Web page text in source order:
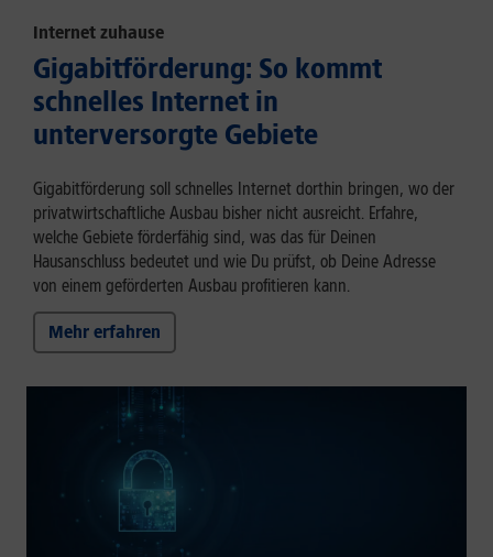
Internet zuhause
Gigabitförderung: So kommt
schnelles Internet in
unterversorgte Gebiete
Gigabitförderung soll schnelles Internet dorthin bringen, wo der
privatwirtschaftliche Ausbau bisher nicht ausreicht. Erfahre,
welche Gebiete förderfähig sind, was das für Deinen
Hausanschluss bedeutet und wie Du prüfst, ob Deine Adresse
von einem geförderten Ausbau profitieren kann.
Mehr erfahren